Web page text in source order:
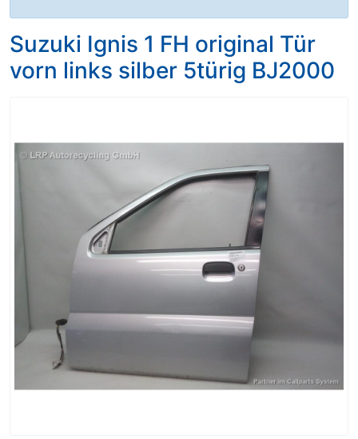
Suzuki Ignis 1 FH original Tür
vorn links silber 5türig BJ2000